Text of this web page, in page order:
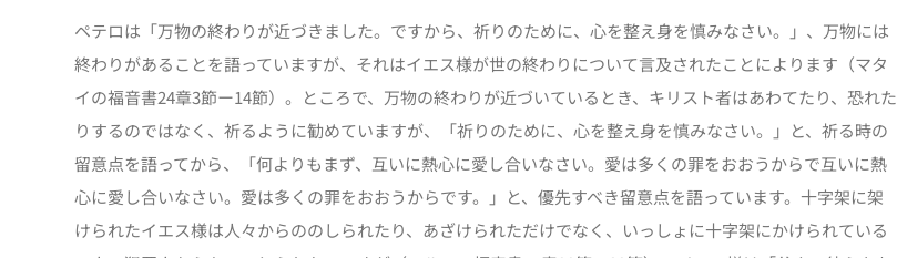
ペテロは「万物の終わりが近づきました。ですから、祈りのために、心を整え身を慎みなさい。」、万物には
終わりがあることを語っていますが、それはイエス様が世の終わりについて言及されたことによります（マタ
イの福音書24章3節ー14節）。ところで、万物の終わりが近づいているとき、キリスト者はあわてたり、恐れた
りするのではなく、祈るように勧めていますが、「祈りのために、心を整え身を慎みなさい。」と、祈る時の
留意点を語ってから、「何よりもまず、互いに熱心に愛し合いなさい。愛は多くの罪をおおうからで互いに熱
心に愛し合いなさい。愛は多くの罪をおおうからです。」と、優先すべき留意点を語っています。十字架に架
けられたイエス様は人々からののしられたり、あざけられただけでなく、いっしょに十字架にかけられている